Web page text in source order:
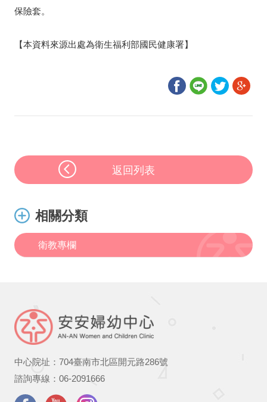
保險套。
【本資料來源出處為衛生福利部國民健康署】
返回列表
相關分類
衛教專欄
中心院址：704臺南市北區開元路286號
諮詢專線：06-2091666